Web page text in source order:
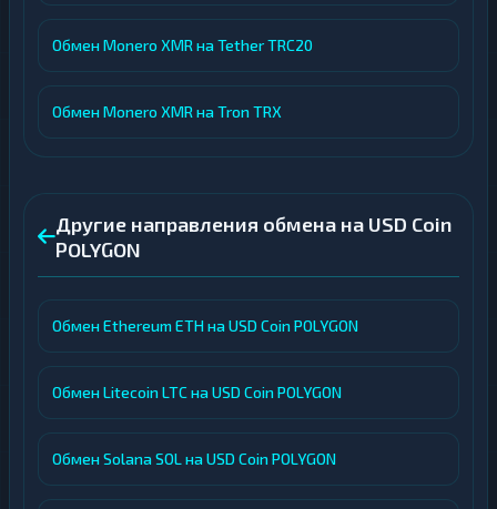
Обмен Monero XMR на Tether TRC20
Обмен Monero XMR на Tron TRX
Другие направления обмена на USD Coin
POLYGON
Обмен Ethereum ETH на USD Coin POLYGON
Обмен Litecoin LTC на USD Coin POLYGON
Обмен Solana SOL на USD Coin POLYGON